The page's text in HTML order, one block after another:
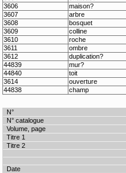
3606
maison?
3607
arbre
3608
bosquet
3609
colline
3610
roche
3611
ombre
3612
duplication?
44839
mur?
44840
toit
3614
ouverture
44838
champ